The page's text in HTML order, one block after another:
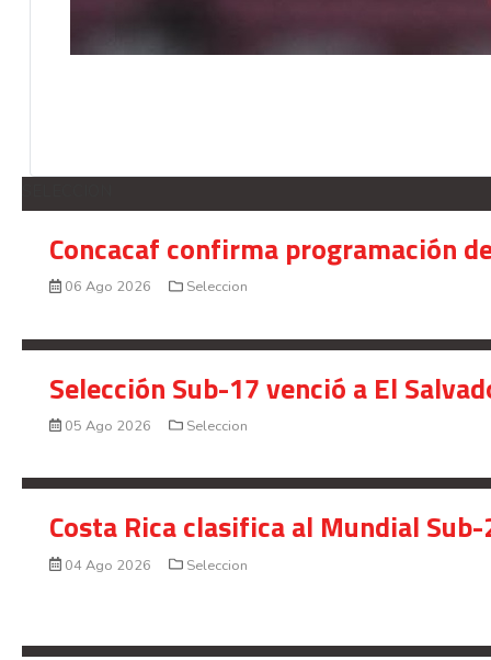
Concacaf confirma programación
06 Ago 2026 Seleccion
Selección Sub-17 venció a El
05 Ago 2026 Seleccion
Costa Rica clasifica al Mundial
04 Ago 2026 Seleccion